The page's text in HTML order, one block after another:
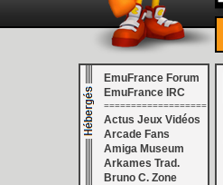
EmuFrance Forum
EmuFrance IRC
===================
Actus Jeux Vidéos
Arcade Fans
Amiga Museum
Arkames Trad.
Bruno C. Zone